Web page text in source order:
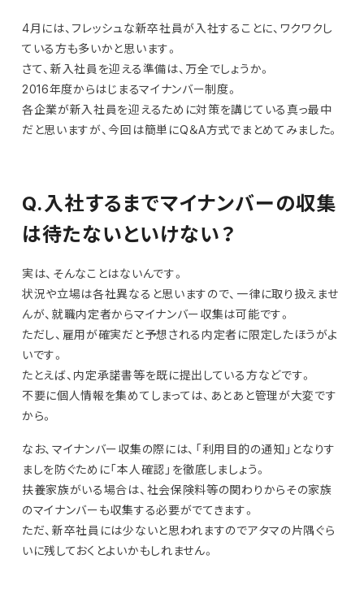
4月には、フレッシュな新卒社員が入社することに、ワクワクし
ている方も多いかと思います。
さて、新入社員を迎える準備は、万全でしょうか。
2016年度からはじまるマイナンバー制度。
各企業が新入社員を迎えるために対策を講じている真っ最中
だと思いますが、今回は簡単にQ＆A方式でまとめてみました。
Q.入社するまでマイナンバーの収集
は待たないといけない？
実は、そんなことはないんです。
状況や立場は各社異なると思いますので、一律に取り扱えませ
んが、就職内定者からマイナンバー収集は可能です。
ただし、雇用が確実だと予想される内定者に限定したほうがよ
いです。
たとえば、内定承諾書等を既に提出している方などです。
不要に個人情報を集めてしまっては、あとあと管理が大変です
から。
なお、マイナンバー収集の際には、「利用目的の通知」となりす
ましを防ぐために「本人確認」を徹底しましょう。
扶養家族がいる場合は、社会保険料等の関わりからその家族
のマイナンバーも収集する必要がでてきます。
ただ、新卒社員には少ないと思われますのでアタマの片隅ぐら
いに残しておくとよいかもしれません。